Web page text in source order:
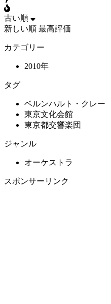
古い順
新しい順 最高評価
カテゴリー
2010年
タグ
ベルンハルト・クレー
東京文化会館
東京都交響楽団
ジャンル
オーケストラ
スポンサーリンク